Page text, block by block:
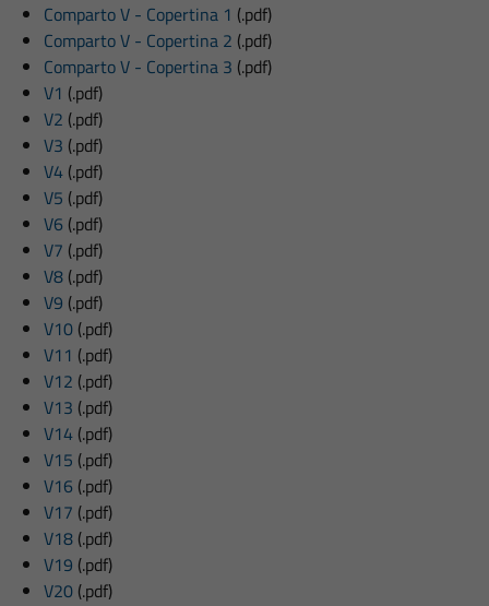
Comparto V - Copertina 1 (.pdf)
Comparto V - Copertina 2 (.pdf)
Comparto V - Copertina 3 (.pdf)
V1 (.pdf)
V2 (.pdf)
V3 (.pdf)
V4 (.pdf)
V5 (.pdf)
V6 (.pdf)
V7 (.pdf)
V8 (.pdf)
V9 (.pdf)
V10 (.pdf)
V11 (.pdf)
V12 (.pdf)
V13 (.pdf)
V14 (.pdf)
V15 (.pdf)
V16 (.pdf)
V17 (.pdf)
V18 (.pdf)
V19 (.pdf)
V20 (.pdf)